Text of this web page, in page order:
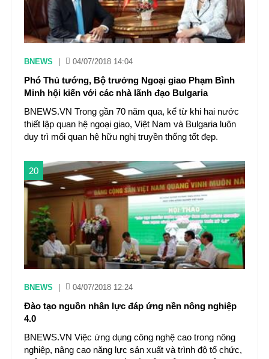
BNEWS 04/07/2018 14:04
Phó Thủ tướng, Bộ trưởng Ngoại giao Phạm Bình
Minh hội kiến với các nhà lãnh đạo Bulgaria
BNEWS.VN Trong gần 70 năm qua, kể từ khi hai nước
thiết lập quan hệ ngoại giao, Việt Nam và Bulgaria luôn
duy trì mối quan hệ hữu nghị truyền thống tốt đẹp.
20
BNEWS 04/07/2018 12:24
Đào tạo nguồn nhân lực đáp ứng nền nông nghiệp
4.0
BNEWS.VN Việc ứng dụng công nghệ cao trong nông
nghiệp, nâng cao năng lực sản xuất và trình độ tổ chức,